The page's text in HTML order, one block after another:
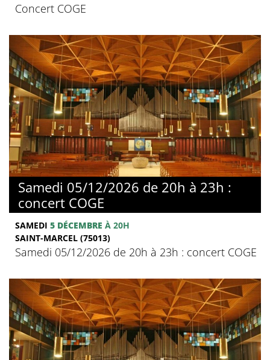
Concert COGE
Samedi 05/12/2026 de 20h à 23h :
concert COGE
SAMEDI 5 DÉCEMBRE À 20H
SAINT-MARCEL (75013)
Samedi 05/12/2026 de 20h à 23h : concert COGE